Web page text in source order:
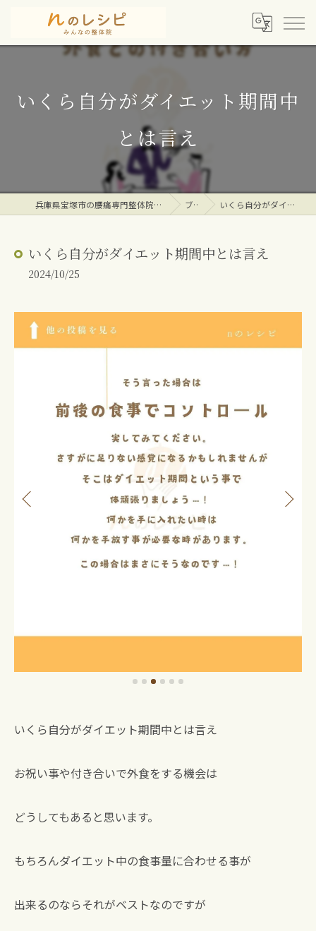
いくら自分がダイエット期間中
とは言え
兵庫県宝塚市の腰痛専門整体院ならｎのレシピみんなの整体院 ブログ いくら自分がダイエット期間中とは言え
いくら自分がダイエット期間中とは言え
2024/10/25
いくら自分がダイエット期間中とは言え
お祝い事や付き合いで外食をする機会は
どうしてもあると思います。
もちろんダイエット中の食事量に合わせる事が
出来るのならそれがベストなのですが